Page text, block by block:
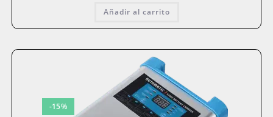
Añadir al carrito
-15%